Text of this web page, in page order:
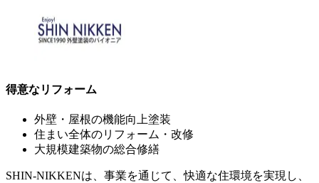
得意なリフォーム
外壁・屋根の機能向上塗装
住まい全体のリフォーム・改修
大規模建築物の総合修繕
SHIN-NIKKENは、事業を通じて、快適な住環境を実現し、